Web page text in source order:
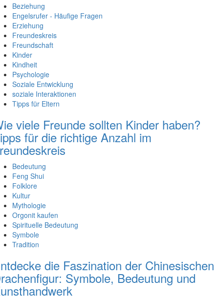
Beziehung
Engelsrufer - Häufige Fragen
Erziehung
Freundeskreis
Freundschaft
Kinder
Kindheit
Psychologie
Soziale Entwicklung
soziale Interaktionen
Tipps für Eltern
viele Freunde sollten Kinder haben?
für die richtige Anzahl im
Bedeutung
Feng Shui
Folklore
Kultur
Mythologie
Orgonit kaufen
Spirituelle Bedeutung
Symbole
Tradition
die Faszination der Chinesischen
Symbole, Bedeutung und